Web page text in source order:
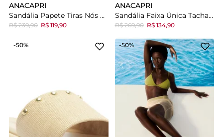
ANACAPRI
Sandália Papete Tiras Nós Marrom
R$ 239,90 R$ 119,90
ANACAPRI
Sandália Faixa Única Tachas Marrom
R$ 269,90 R$ 134,90
-50% -50%